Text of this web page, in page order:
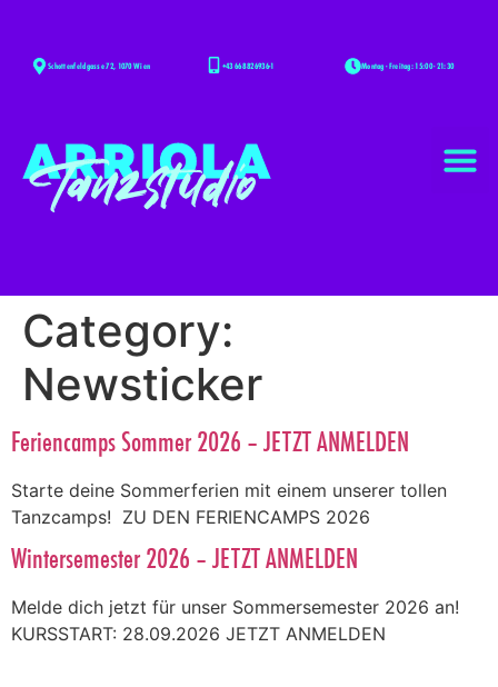
Schottenfeldgasse 72, 1070 Wien +43 668 826936-1 Montag - Freitag: 15:00 - 21:30
Category:
Newsticker
Feriencamps Sommer 2026 – JETZT ANMELDEN
Starte deine Sommerferien mit einem unserer tollen
Tanzcamps! ZU DEN FERIENCAMPS 2026
Wintersemester 2026 – JETZT ANMELDEN
Melde dich jetzt für unser Sommersemester 2026 an!
KURSSTART: 28.09.2026 JETZT ANMELDEN